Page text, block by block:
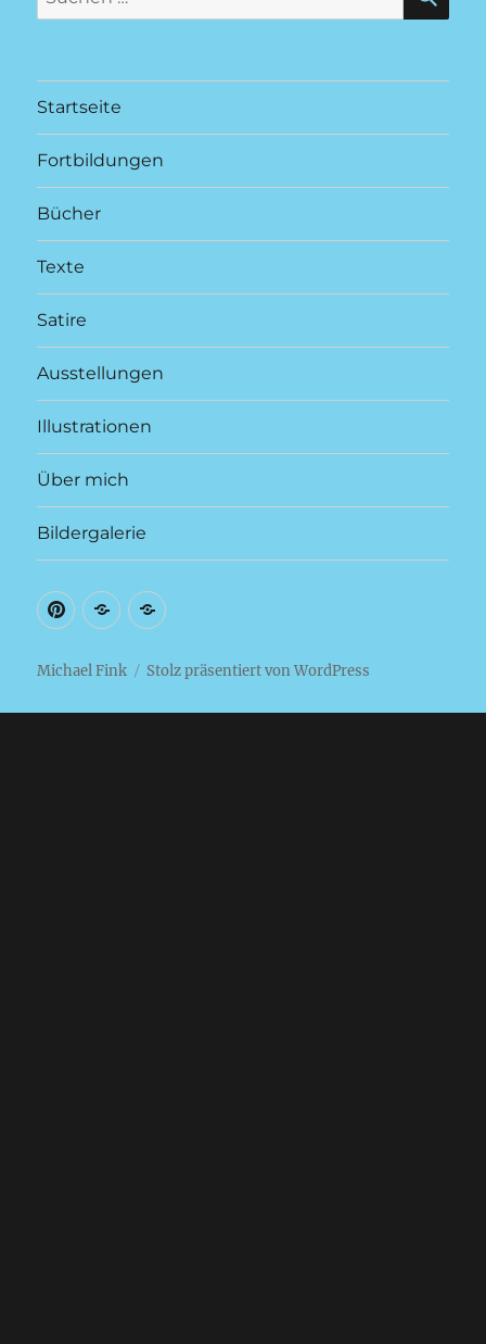
nach:
Startseite
Fortbildungen
Bücher
Texte
Satire
Ausstellungen
Illustrationen
Über mich
Bildergalerie
auf
Pinterest
auf
Amazon
Galerie
selbstgebauten
Michael Fink Stolz präsentiert von WordPress